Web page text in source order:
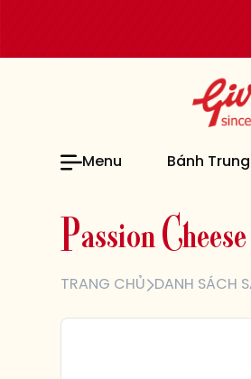
Menu Bánh
Passion Cheese
TRANG CHỦ DANH SÁCH